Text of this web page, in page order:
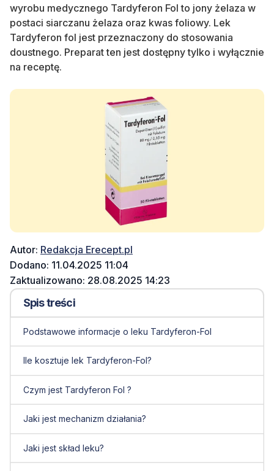
wyrobu medycznego Tardyferon Fol to jony żelaza w
postaci siarczanu żelaza oraz kwas foliowy. Lek
Tardyferon fol jest przeznaczony do stosowania
doustnego. Preparat ten jest dostępny tylko i wyłącznie
na receptę.
Autor: Redakcja Erecept.pl
Dodano: 11.04.2025 11:04
Zaktualizowano: 28.08.2025 14:23
Spis treści
Podstawowe informacje o leku Tardyferon-Fol
Ile kosztuje lek Tardyferon-Fol?
Czym jest Tardyferon Fol ?
Jaki jest mechanizm działania?
Jaki jest skład leku?